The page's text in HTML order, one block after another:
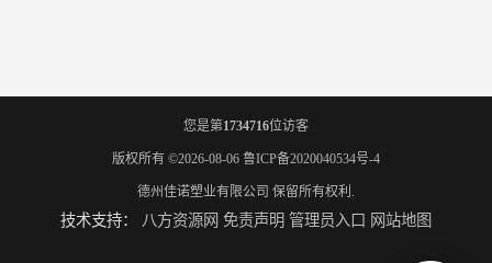
您是第1734716位访客
版权所有 ©2026-08-06 鲁ICP备2020040534号-4
德州佳诺塑业有限公司 保留所有权利.
技术支持： 八方资源网 免责声明 管理员入口 网站地图